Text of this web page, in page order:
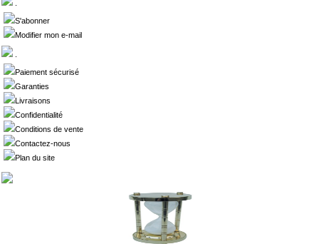
S'abonner
Modifier mon e-mail
Paiement sécurisé
Garanties
Livraisons
Confidentialité
Conditions de vente
Contactez-nous
Plan du site